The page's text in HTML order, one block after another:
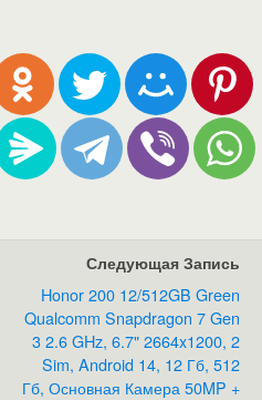
Следующая Запись
Honor 200 12/512GB Green
Qualcomm Snapdragon 7 Gen
3 2.6 GHz, 6.7" 2664x1200, 2
Sim, Android 14, 12 Гб, 512
Гб, Основная Камера 50MP +